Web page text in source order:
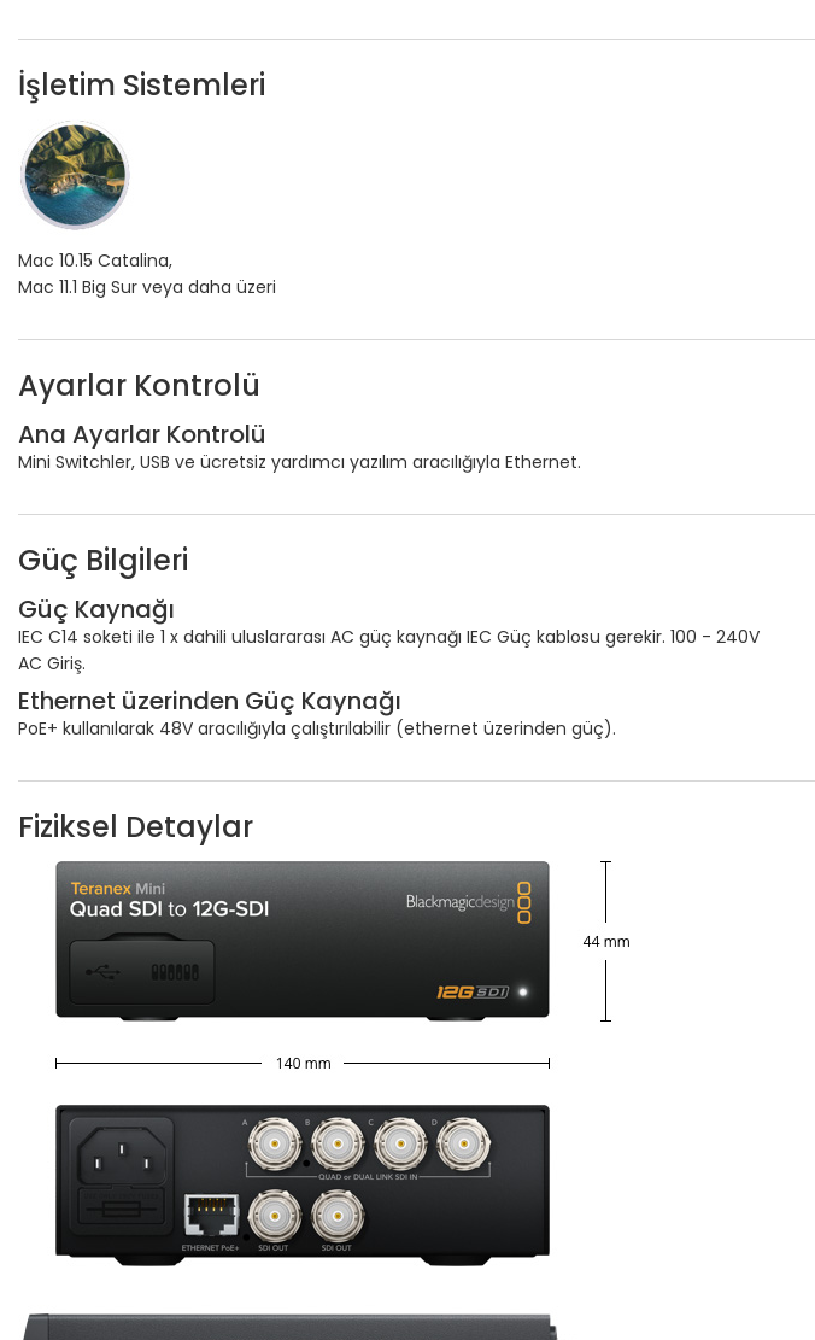
İşletim Sistemleri
Mac 10.15 Catalina,
Mac 11.1 Big Sur veya daha üzeri
Ayarlar Kontrolü
Ana Ayarlar Kontrolü
Mini Switchler, USB ve ücretsiz yardımcı yazılım aracılığıyla Ethernet.
Güç Bilgileri
Güç Kaynağı
IEC C14 soketi ile 1 x dahili uluslararası AC güç kaynağı IEC Güç kablosu gerekir. 100 - 240V
AC Giriş.
Ethernet üzerinden Güç Kaynağı
PoE+ kullanılarak 48V aracılığıyla çalıştırılabilir (ethernet üzerinden güç).
Fiziksel Detaylar